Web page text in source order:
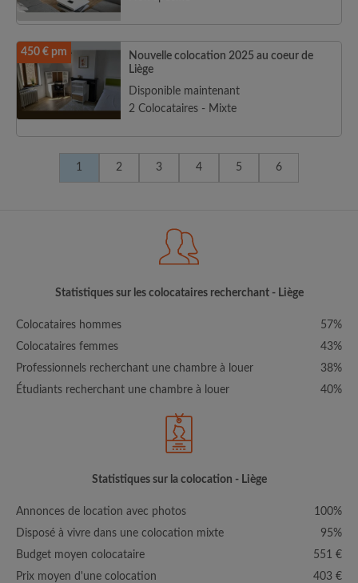
450 € pm
Nouvelle colocation 2025 au coeur de
Liège
Disponible maintenant
2 Colocataires - Mixte
1 2 3 4 5 6
Statistiques sur les colocataires recherchant - Liège
Colocataires hommes
57%
Colocataires femmes
43%
Professionnels recherchant une chambre à louer
38%
Étudiants recherchant une chambre à louer
40%
Statistiques sur la colocation - Liège
Annonces de location avec photos
100%
Disposé à vivre dans une colocation mixte
95%
Budget moyen colocataire
551 €
Prix moyen d'une colocation
403 €